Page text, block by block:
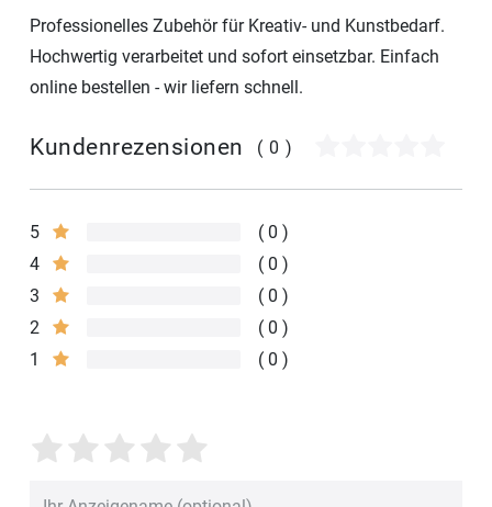
Professionelles Zubehör für Kreativ- und Kunstbedarf.
Hochwertig verarbeitet und sofort einsetzbar. Einfach
online bestellen - wir liefern schnell.
Kundenrezensionen (0)
5
0
4
0
3
0
2
0
1
0